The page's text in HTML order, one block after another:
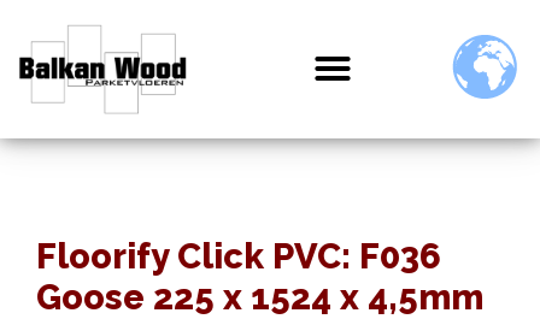
Floorify Click PVC: F036
Goose 225 x 1524 x 4,5mm